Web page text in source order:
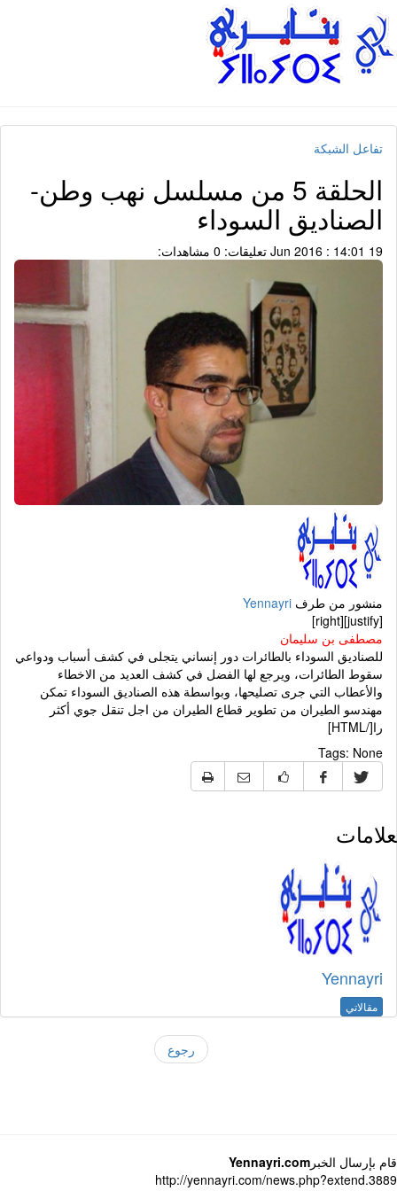
تفاعل الشبكة
الحلقة 5 من مسلسل نهب وطن-
الصناديق السوداء
19 Jun 2016 : 14:01 تعليقات: 0 مشاهدات:
منشور من طرفYennayri
مصطفى بن سليمان
للصناديق السوداء بالطائرات دور إنساني يتجلى في كشف أسباب ودواعي
سقوط الطائرات، ويرجع لها الفضل في كشف العديد من الاخطاء
والأعطاب التي جرى تصليحها، وبواسطة هذه الصناديق السوداء تمكن
مهندسو الطيران من تطوير قطاع الطيران من اجل تنقل جوي أكثر
را[/HTML]
Tags:None
Yennayri
مقالاتي
رجوع
بإرسال الخبرYennayri.com
http://yennayri.com/